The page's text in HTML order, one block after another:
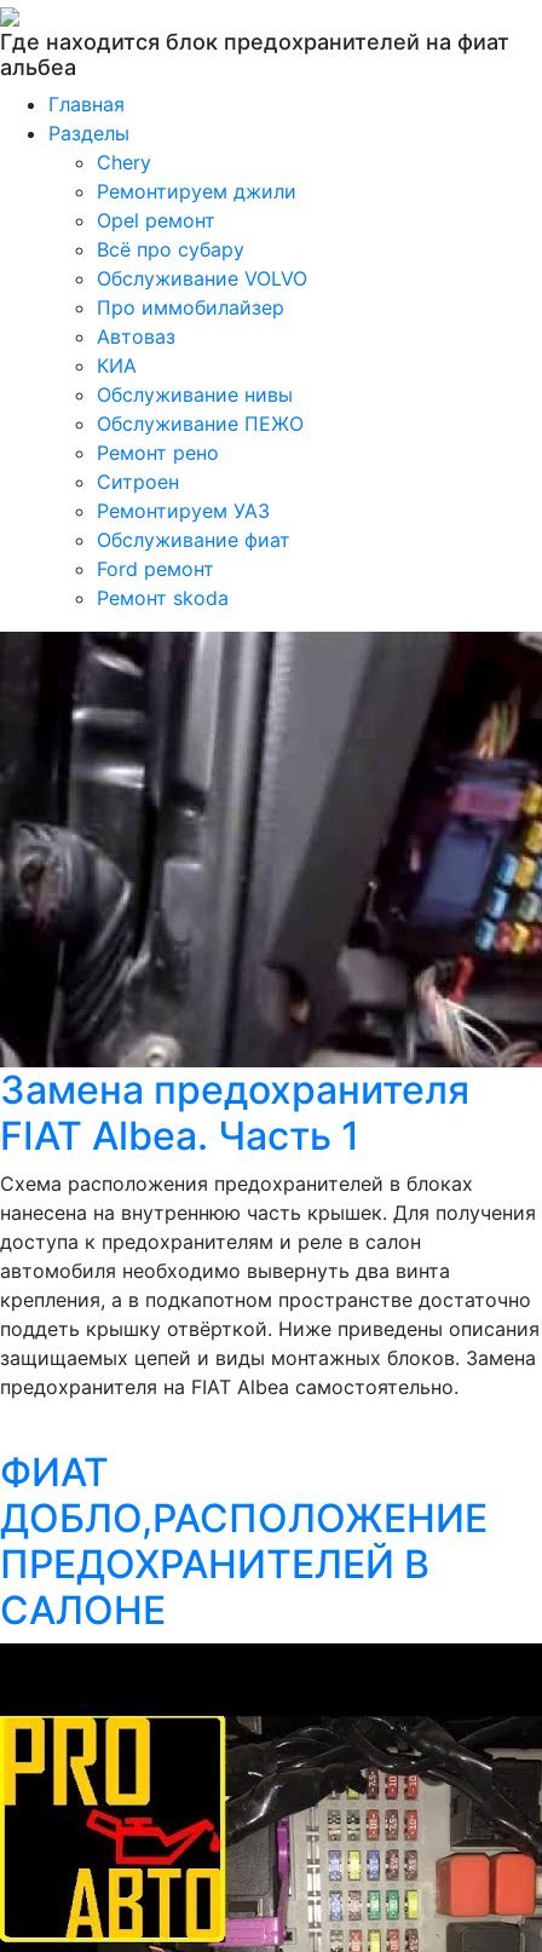
Где находится блок предохранителей на фиат
альбеа
Главная
Разделы
Chery
Ремонтируем джили
Opel ремонт
Всё про субару
Обслуживание VOLVO
Про иммобилайзер
Автоваз
КИА
Обслуживание нивы
Обслуживание ПЕЖО
Ремонт рено
Ситроен
Ремонтируем УАЗ
Обслуживание фиат
Ford ремонт
Ремонт skoda
Замена предохранителя
FIAT Albea. Часть 1
Схема расположения предохранителей в блоках
нанесена на внутреннюю часть крышек. Для получения
доступа к предохранителям и реле в салон
автомобиля необходимо вывернуть два винта
крепления, а в подкапотном пространстве достаточно
поддеть крышку отвёрткой. Ниже приведены описания
защищаемых цепей и виды монтажных блоков. Замена
предохранителя на FIAT Albea самостоятельно.
ФИАТ
ДОБЛО,РАСПОЛОЖЕНИЕ
ПРЕДОХРАНИТЕЛЕЙ В
САЛОНЕ